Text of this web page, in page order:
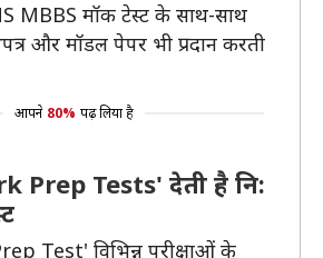
MBBS मॉक टेस्ट के साथ-साथ
और मॉडल पेपर भी प्रदान करती
आपने 80% पढ़ लिया है
Prep Tests' देती है नि:
Test' विभिन्न परीक्षाओं के